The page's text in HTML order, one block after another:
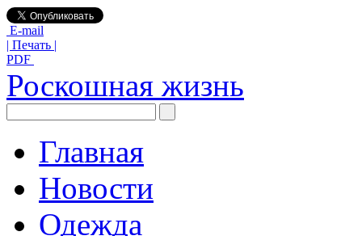
E-mail
| Печать |
PDF
Роскошная жизнь
Главная
Новости
Одежда